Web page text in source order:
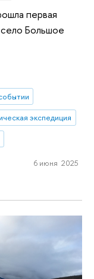
первая
Большое
экспедиция
6 июня 2025